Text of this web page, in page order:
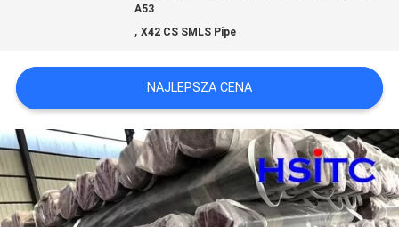
POPROŚ
O
WYCENĘ
SITEMAP
A53
,X42 CS SMLS Pipe
NAJLEPSZA CENA